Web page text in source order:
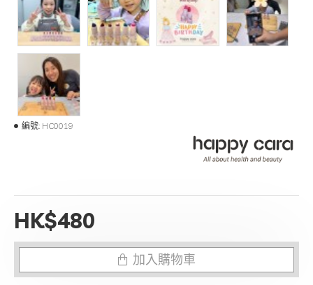
HK$480
編號: HC0019
加入購物車